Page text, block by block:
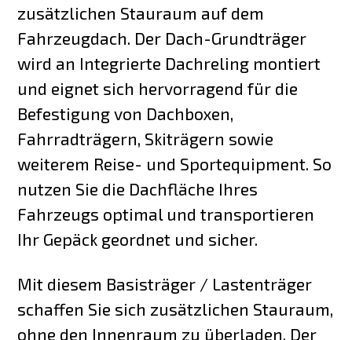
zusätzlichen Stauraum auf dem
Fahrzeugdach. Der Dach-Grundträger
wird an Integrierte Dachreling montiert
und eignet sich hervorragend für die
Befestigung von Dachboxen,
Fahrradträgern, Skiträgern sowie
weiterem Reise- und Sportequipment. So
nutzen Sie die Dachfläche Ihres
Fahrzeugs optimal und transportieren
Ihr Gepäck geordnet und sicher.
Mit diesem Basisträger / Lastenträger
schaffen Sie sich zusätzlichen Stauraum,
ohne den Innenraum zu überladen. Der